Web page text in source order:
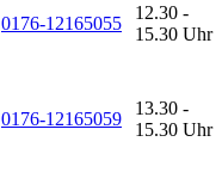
0176-12165055
12.30 -
15.30 Uhr
0176-12165059
13.30 -
15.30 Uhr